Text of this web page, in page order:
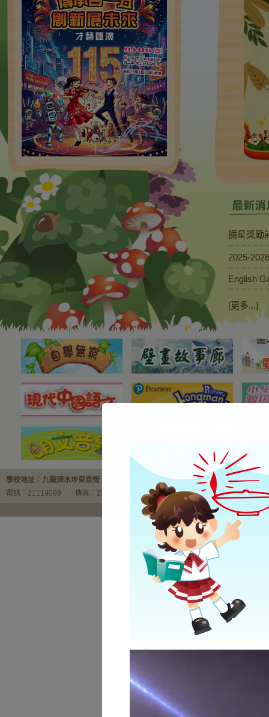
摘星獎勵
2025-
English
[更多...]
學校地址︰九龍深水埗東京街 18 號
電話︰21119099
傳真︰21119826 電郵︰email@heepwohcsw.edu.hk